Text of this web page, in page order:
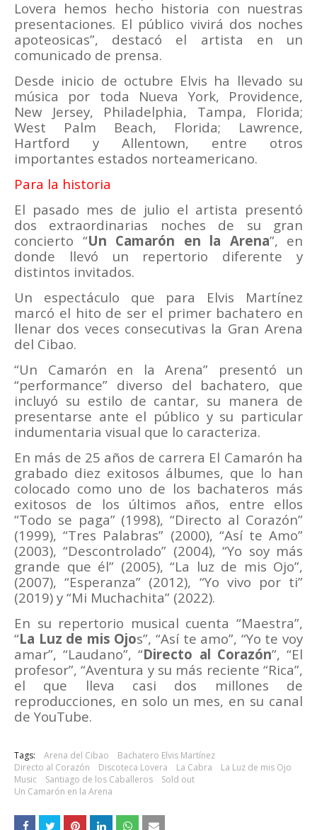
Lovera hemos hecho historia con nuestras
presentaciones. El público vivirá dos noches
apoteosicas”, destacó el artista en un
comunicado de prensa.
Desde inicio de octubre Elvis ha llevado su
música por toda Nueva York, Providence,
New Jersey, Philadelphia, Tampa, Florida;
West Palm Beach, Florida; Lawrence,
Hartford y Allentown, entre otros
importantes estados norteamericano.
Para la historia
El pasado mes de julio el artista presentó
dos extraordinarias noches de su gran
concierto “Un Camarón en la Arena”, en
donde llevó un repertorio diferente y
distintos invitados.
Un espectáculo que para Elvis Martínez
marcó el hito de ser el primer bachatero en
llenar dos veces consecutivas la Gran Arena
del Cibao.
“Un Camarón en la Arena” presentó un
“performance” diverso del bachatero, que
incluyó su estilo de cantar, su manera de
presentarse ante el público y su particular
indumentaria visual que lo caracteriza.
En más de 25 años de carrera El Camarón ha
grabado diez exitosos álbumes, que lo han
colocado como uno de los bachateros más
exitosos de los últimos años, entre ellos
“Todo se paga” (1998), “Directo al Corazón”
(1999), “Tres Palabras” (2000), “Así te Amo”
(2003), “Descontrolado” (2004), “Yo soy más
grande que él” (2005), “La luz de mis Ojo”,
(2007), “Esperanza” (2012), “Yo vivo por ti”
(2019) y “Mi Muchachita” (2022).
En su repertorio musical cuenta “Maestra”,
“La Luz de mis Ojos”, “Así te amo”, “Yo te voy
amar”, “Laudano”, “Directo al Corazón”, “El
profesor”, “Aventura y su más reciente “Rica”,
el que lleva casi dos millones de
reproducciones, en solo un mes, en su canal
de YouTube.
Tags: Arena del Cibao
Bachatero Elvis Martínez
Directo al Corazón
Discoteca Lovera La Cabra
La Luz de mis Ojo
Music
Santiago de los Caballeros
Sold out
Un Camarón en la Arena